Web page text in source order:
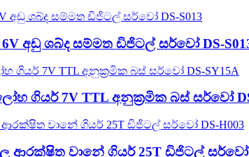
අඩු ශබ්ද සම්මත ඩිජිටල් සර්වෝ DS-
ගියර් 7V TTL අනුක්‍රමික බස් සර්වෝ
ආරක්ෂිත වානේ ගියර් 25T ඩිජිටල් සර්වෝ